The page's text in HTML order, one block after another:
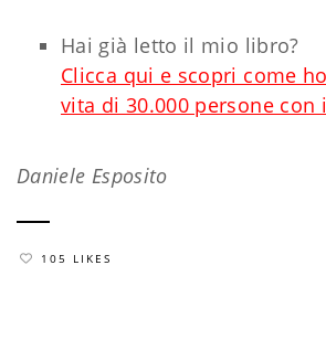
Hai già letto il mio libro?
Clicca qui e scopri come
vita di 30.000 persone
Daniele Esposito
105 LIKES